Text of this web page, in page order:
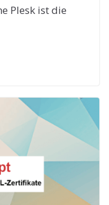
Plesk ist die